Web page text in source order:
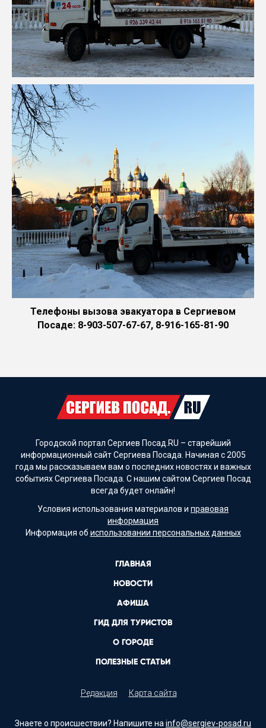
Телефоны вызова эвакуатора в Сергиевом
Посаде: 8-903-507-67-67, 8-916-165-81-90
Городской портал Сергиев Посад.RU – старейший
информационный сайт Сергиева Посада. Начиная с 2005
года мы рассказываем вам о последних новостях и важных
событиях Сергиева Посада. С нашим сайтом Сергиев Посад
всегда будет онлайн!
Условия использования материалов и правовая
информация
Информация об использовании персональных данных
ГЛАВНАЯ
НОВОСТИ
АФИША
ГИД ДЛЯ ТУРИСТОВ
О ГОРОДЕ
ПОЛЕЗНЫЕ СТАТЬИ
Редакция Карта сайта
Знаете о происшествии? Напишите на info@sergiev-posad.ru